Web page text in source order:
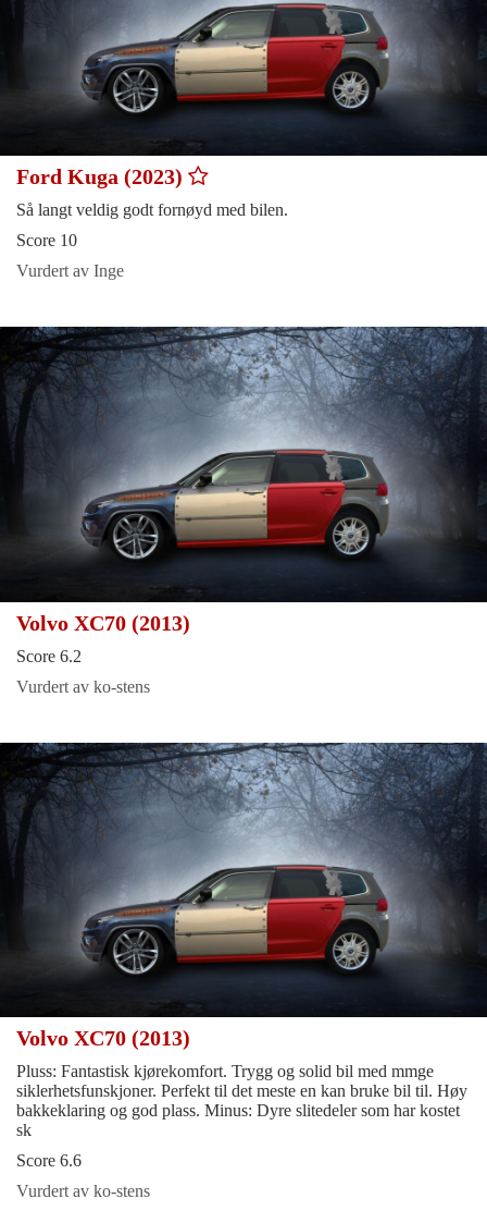
Ford Kuga (2023)
Så langt veldig godt fornøyd med bilen.
Score 10
Vurdert av Inge
Volvo XC70 (2013)
Score 6.2
Vurdert av ko-stens
Volvo XC70 (2013)
Pluss: Fantastisk kjørekomfort. Trygg og solid bil med mmge
siklerhetsfunskjoner. Perfekt til det meste en kan bruke bil til. Høy
bakkeklaring og god plass. Minus: Dyre slitedeler som har kostet
sk
Score 6.6
Vurdert av ko-stens